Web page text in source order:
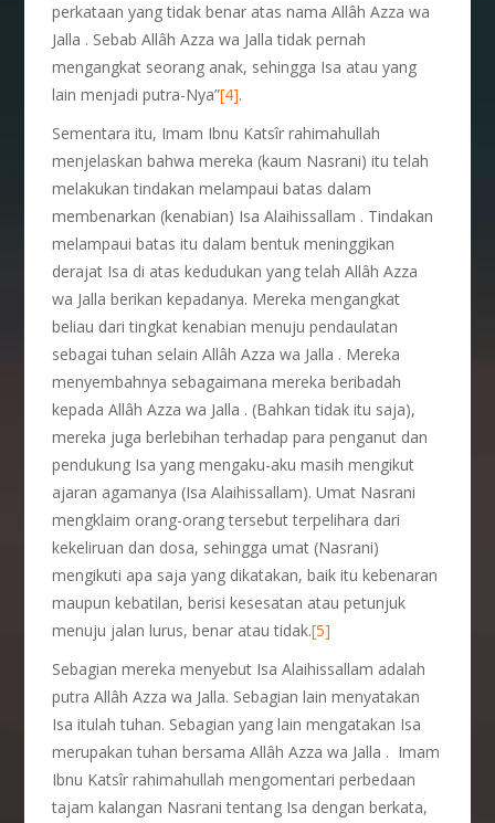
perkataan yang tidak benar atas nama Allâh Azza wa
Jalla . Sebab Allâh Azza wa Jalla tidak pernah
mengangkat seorang anak, sehingga Isa atau yang
lain menjadi putra-Nya”[4].
Sementara itu, Imam Ibnu Katsîr rahimahullah
menjelaskan bahwa mereka (kaum Nasrani) itu telah
melakukan tindakan melampaui batas dalam
membenarkan (kenabian) Isa Alaihissallam . Tindakan
melampaui batas itu dalam bentuk meninggikan
derajat Isa di atas kedudukan yang telah Allâh Azza
wa Jalla berikan kepadanya. Mereka mengangkat
beliau dari tingkat kenabian menuju pendaulatan
sebagai tuhan selain Allâh Azza wa Jalla . Mereka
menyembahnya sebagaimana mereka beribadah
kepada Allâh Azza wa Jalla . (Bahkan tidak itu saja),
mereka juga berlebihan terhadap para penganut dan
pendukung Isa yang mengaku-aku masih mengikut
ajaran agamanya (Isa Alaihissallam). Umat Nasrani
mengklaim orang-orang tersebut terpelihara dari
kekeliruan dan dosa, sehingga umat (Nasrani)
mengikuti apa saja yang dikatakan, baik itu kebenaran
maupun kebatilan, berisi kesesatan atau petunjuk
menuju jalan lurus, benar atau tidak.[5]
Sebagian mereka menyebut Isa Alaihissallam adalah
putra Allâh Azza wa Jalla. Sebagian lain menyatakan
Isa itulah tuhan. Sebagian yang lain mengatakan Isa
merupakan tuhan bersama Allâh Azza wa Jalla . Imam
Ibnu Katsîr rahimahullah mengomentari perbedaan
tajam kalangan Nasrani tentang Isa dengan berkata,